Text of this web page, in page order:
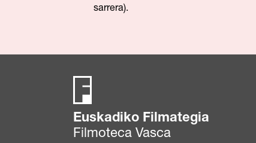
sarrera).
Euskadiko Filmategia
Filmoteca Vasca